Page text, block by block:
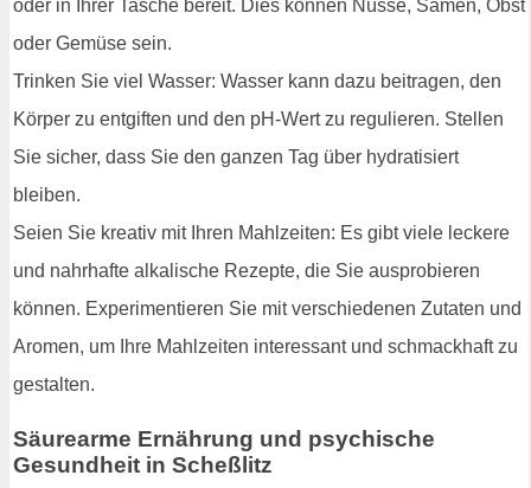
oder in Ihrer Tasche bereit. Dies können Nüsse, Samen, Obst
oder Gemüse sein.
Trinken Sie viel Wasser: Wasser kann dazu beitragen, den
Körper zu entgiften und den pH-Wert zu regulieren. Stellen
Sie sicher, dass Sie den ganzen Tag über hydratisiert
bleiben.
Seien Sie kreativ mit Ihren Mahlzeiten: Es gibt viele leckere
und nahrhafte alkalische Rezepte, die Sie ausprobieren
können. Experimentieren Sie mit verschiedenen Zutaten und
Aromen, um Ihre Mahlzeiten interessant und schmackhaft zu
gestalten.
Säurearme Ernährung und psychische
Gesundheit in Scheßlitz